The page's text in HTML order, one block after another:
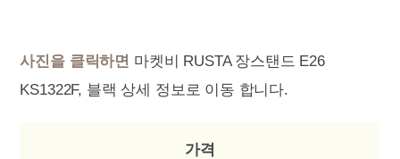
사진을 클릭하면 마켓비 RUSTA 장스탠드 E26
KS1322F, 블랙 상세 정보로 이동 합니다.
가격